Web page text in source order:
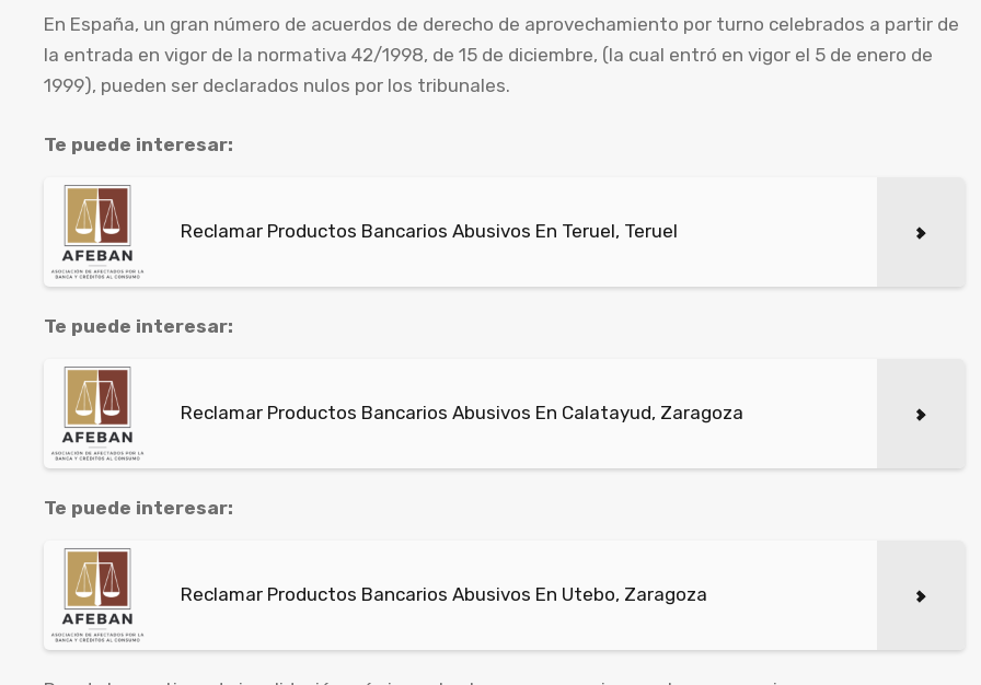
En España, un gran número de acuerdos de derecho de aprovechamiento por turno celebrados a partir de
la entrada en vigor de la normativa 42/1998, de 15 de diciembre, (la cual entró en vigor el 5 de enero de
1999), pueden ser declarados nulos por los tribunales.
Te puede interesar:
Reclamar Productos Bancarios Abusivos En Teruel, Teruel
Te puede interesar:
Reclamar Productos Bancarios Abusivos En Calatayud, Zaragoza
Te puede interesar:
Reclamar Productos Bancarios Abusivos En Utebo, Zaragoza